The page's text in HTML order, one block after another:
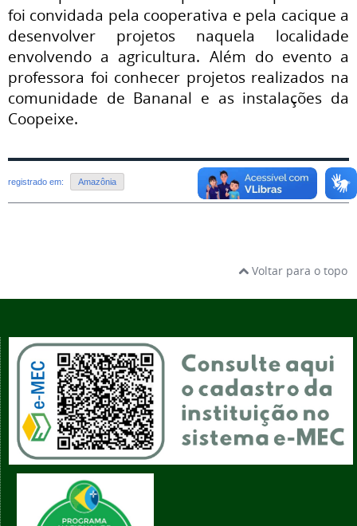
foi convidada pela cooperativa e pela cacique a
desenvolver projetos naquela localidade
envolvendo a agricultura. Além do evento a
professora foi conhecer projetos realizados na
comunidade de Bananal e as instalações da
Coopeixe.
registrado em: Amazônia
Voltar para o topo